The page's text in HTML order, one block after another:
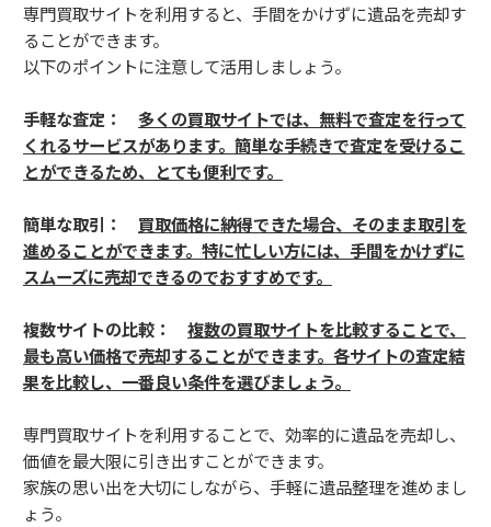
専門買取サイトを利用すると、手間をかけずに遺品を売却す
ることができます。
以下のポイントに注意して活用しましょう。
手軽な査定： 多くの買取サイトでは、無料で査定を行って
くれるサービスがあります。簡単な手続きで査定を受けるこ
とができるため、とても便利です。
簡単な取引： 買取価格に納得できた場合、そのまま取引を
進めることができます。特に忙しい方には、手間をかけずに
スムーズに売却できるのでおすすめです。
複数サイトの比較： 複数の買取サイトを比較することで、
最も高い価格で売却することができます。各サイトの査定結
果を比較し、一番良い条件を選びましょう。
専門買取サイトを利用することで、効率的に遺品を売却し、
価値を最大限に引き出すことができます。
家族の思い出を大切にしながら、手軽に遺品整理を進めまし
ょう。